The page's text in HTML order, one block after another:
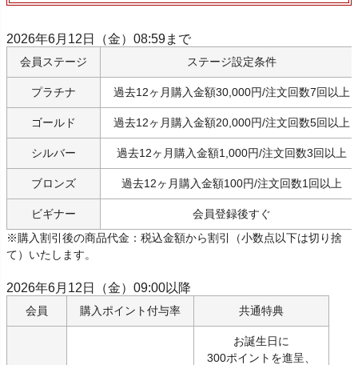
2026年6月12日（金）08:59まで
会員ステージ ステージ設定条件
プラチナ 過去12ヶ月購入金額30,000円/注文回数7回以上
ゴールド 過去12ヶ月購入金額20,000円/注文回数5回以上
シルバー 過去12ヶ月購入金額1,000円/注文回数3回以上
ブロンズ 過去12ヶ月購入金額100円/注文回数1回以上
ビギナー
会員登録後すぐ
※購入割引後の商品代金：税込金額から割引（小数点以下は切り捨
て）いたします。
2026年6月12日（金）09:00以降
会員 購入ポイント付与率 共通特典
お誕生日に
300ポイントを進呈、